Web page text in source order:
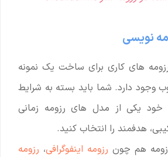
رزومه های کاری برای ساخت یک نمونه
وجود دارد. شما باید بسته به شرایط
یکی از مدل های رزومه زمانی
هدفمند را انتخاب کنید.
رزومه هم چون رزومه اینفوگرافی، رزومه